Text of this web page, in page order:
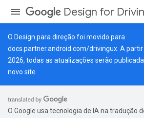
Design for
O Design para direção foi movido para
docs.partner.android.com/drivingux . A
2026, todas as atualizações serão
novo site.
O Google usa tecnologia de IA na tradução